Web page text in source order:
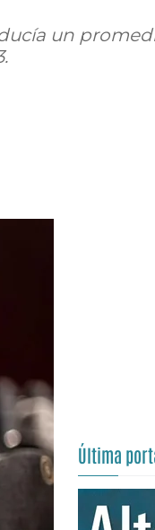
un
Última